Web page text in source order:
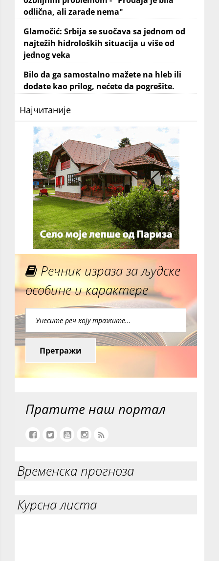
odlična, ali zarade nema"
Glamočić: Srbija se suočava sa jednom od
najtežih hidroloških situacija u više od
jednog veka
Bilo da ga samostalno mažete na hleb ili
dodate kao prilog, nećete da pogrešite.
Најчитаније
Речник израза за људске
особине и карактере
Претражи
Пратите наш портал
Временска прогноза
Курсна листа